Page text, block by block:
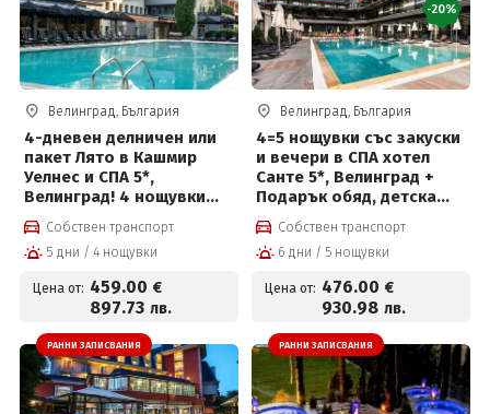
Велинград, България
4-дневен делничен или
пакет Лято в Кашмир
Уелнес и СПА 5*,
Велинград! 4 нощувки
със закуски, премиум
вечери и ползване на
СПА център
Собствен транспорт
5 дни / 4 нощувки
Цена от: 459.00 €
897.73 лв.
-20%
Велинград, България
4=5 нощувки със закуски
и вечери в СПА хотел
Санте 5*, Велинград +
Подарък обяд, детска
анимация, външен
басейн и СПА център на
цени от 476€ на човек и
Безплатно за дете до 10г
Собствен транспорт
6 дни / 5 нощувки
Цена от: 476.00 €
930.98 лв.
РАННИ ЗАПИСВАНИЯ РАННИ ЗАПИСВАНИЯ